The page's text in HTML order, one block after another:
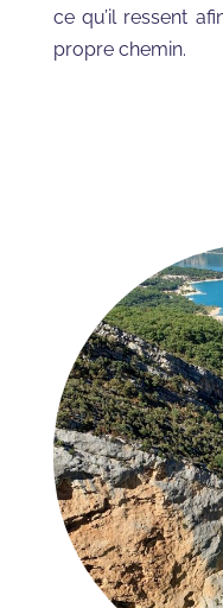
ce qu’il ressent
propre chemin.